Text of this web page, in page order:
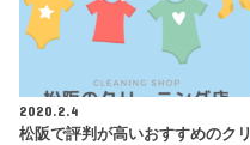
2020.2.4
松阪で評判が高いおすすめのクリ